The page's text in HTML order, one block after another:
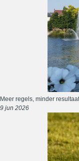
Meer regels, minder
9 jun 2026